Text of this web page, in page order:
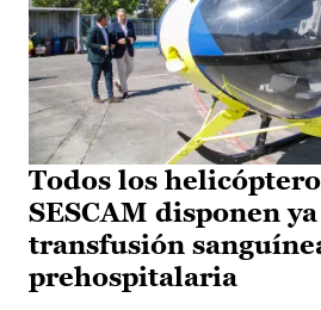
Todos los
SESCAM disponen
transfusión
prehospitalaria